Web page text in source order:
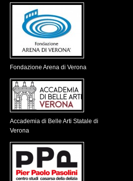
Fondazione Arena di Verona
Accademia di Belle Arti Statale di
Verona